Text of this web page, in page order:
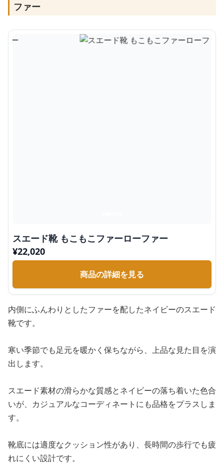
ファー
スエード靴 もこもこファーローファー
¥22,020
商品の詳細を見る
内側にふんわりとしたファーを配したネイビーのスエード
靴です。
寒い季節でも足元を暖かく保ちながら、上品な見た目を演
出します。
スエード素材の滑らかな質感とネイビーの落ち着いた色合
いが、カジュアルなコーディネートにも品格をプラスしま
す。
靴底には適度なクッション性があり、長時間の歩行でも疲
れにくい設計です。